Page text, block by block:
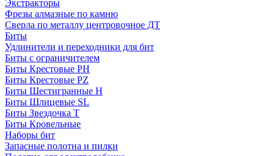
Экстракторы
Фрезы алмазные по камню
Сверла по металлу центровочное ДТ
Биты
Удлинители и переходники для бит
Биты с ограничителем
Биты Крестовые PH
Биты Крестовые PZ
Биты Шестигранные H
Биты Шлицевые SL
Биты Звездочка T
Биты Кровельные
Наборы бит
Запасные полотна и пилки